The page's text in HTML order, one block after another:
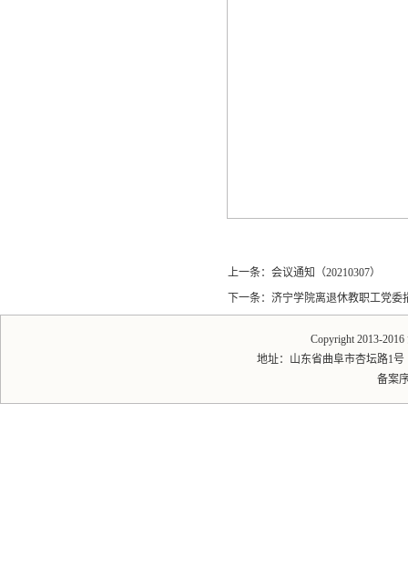
上一条： 会议通知（20210307）
下一条： 济宁学院离退休教职工党委
Copyright 2013-
地址：山东省曲阜市杏坛路1
备案